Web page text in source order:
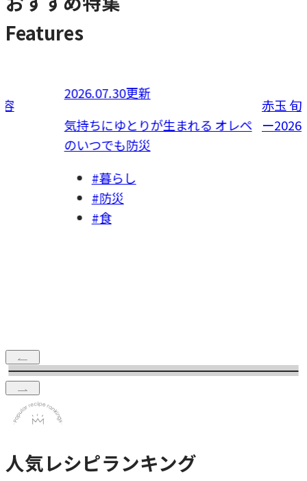
Features
2026.07.30更新
気持ちにゆとりが生まれる オレペ
のいつでも防災
#暮らし
#防災
#食
赤玉 旬
ー2026
人気レシピランキング